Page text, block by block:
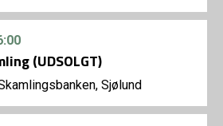
(UDSOLGT)
Sjølund